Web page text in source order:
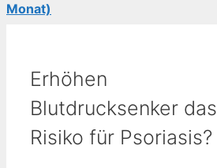
Monat)
Erhöhen
Blutdrucksenker das
Risiko für Psoriasis?